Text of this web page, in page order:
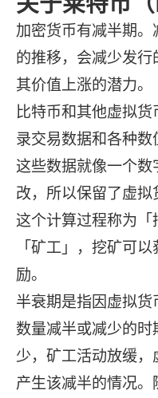
加密货币有减半期
的推移，会减少发
其价值上涨的潜力。
比特币和其他虚拟
录交易数据和各种数
这些数据就像一个
改，所以保留了虚拟
这个计算过程称为
「矿工」，挖矿可
励。
半衰期是指因虚拟
数量减半或减少的
少，矿工活动放缓
产生该减半的情况